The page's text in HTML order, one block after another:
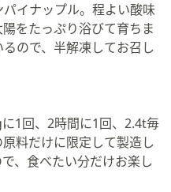
イナップル。程よい酸味
をたっぷり浴びて育ちま
ので、半解凍してお召し
1回、2時間に1回、2.4t毎
料だけに限定して製造し
、食べたい分だけお楽し